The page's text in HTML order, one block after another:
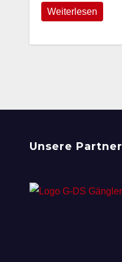
Weiterlesen
Unsere Partner